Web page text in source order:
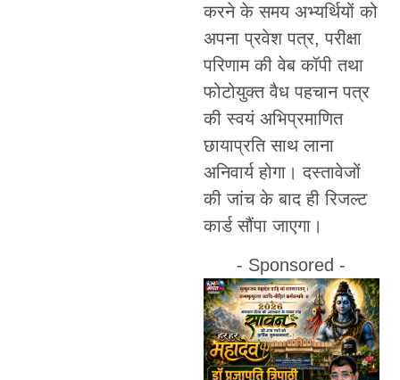
करने के समय अभ्यर्थियों को
अपना प्रवेश पत्र, परीक्षा
परिणाम की वेब कॉपी तथा
फोटोयुक्त वैध पहचान पत्र
की स्वयं अभिप्रमाणित
छायाप्रति साथ लाना
अनिवार्य होगा। दस्तावेजों
की जांच के बाद ही रिजल्ट
कार्ड सौंपा जाएगा।
- Sponsored -